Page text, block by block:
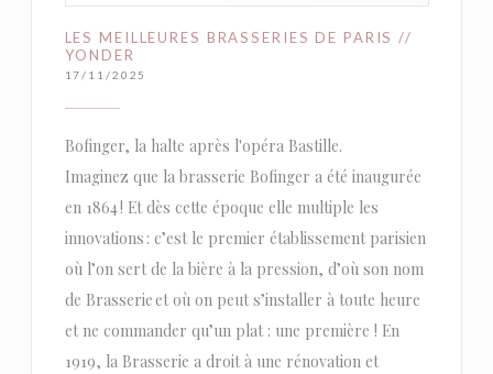
LES MEILLEURES BRASSERIES DE PARIS //
YONDER
17/11/2025
Bofinger, la halte après l'opéra Bastille.
Imaginez que la brasserie Bofinger a été inaugurée
en 1864 ! Et dès cette époque elle multiple les
innovations : c’est le premier établissement parisien
où l’on sert de la bière à la pression, d’où son nom
de Brasserie et où on peut s’installer à toute heure
et ne commander qu’un plat : une première ! En
1919, la Brasserie a droit à une rénovation et